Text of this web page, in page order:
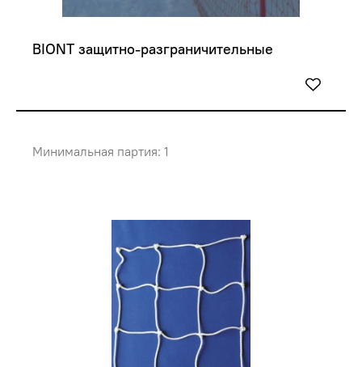
BIONT защитно-разграничительные
Минимальная партия: 1